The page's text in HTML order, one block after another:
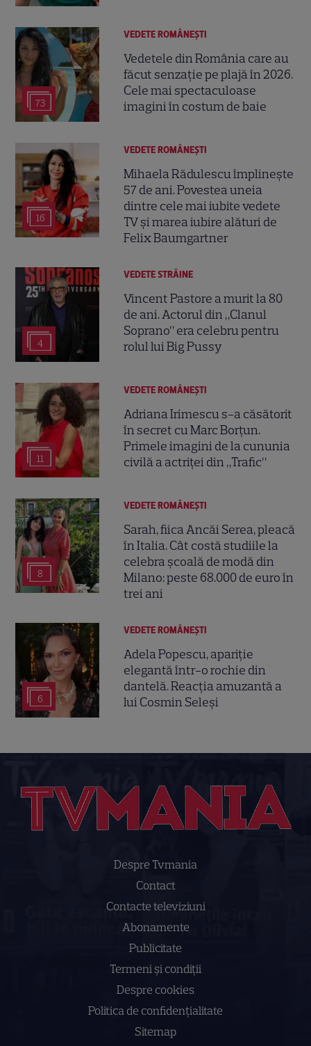
73
VEDETE ROMÂNEŞTI
Vedetele din România care au
făcut senzație pe plajă în 2026.
Cele mai spectaculoase
imagini în costum de baie
16
VEDETE ROMÂNEŞTI
Mihaela Rădulescu împlinește
57 de ani. Povestea uneia
dintre cele mai iubite vedete
TV și marea iubire alături de
Felix Baumgartner
4
VEDETE STRĂINE
Vincent Pastore a murit la 80
de ani. Actorul din „Clanul
Soprano” era celebru pentru
rolul lui Big Pussy
11
VEDETE ROMÂNEŞTI
Adriana Irimescu s-a căsătorit
în secret cu Marc Borțun.
Primele imagini de la cununia
civilă a actriței din „Trafic”
8
VEDETE ROMÂNEŞTI
Sarah, fiica Ancăi Serea, pleacă
în Italia. Cât costă studiile la
celebra școală de modă din
Milano: peste 68.000 de euro în
trei ani
6
VEDETE ROMÂNEŞTI
Adela Popescu, apariție
elegantă într-o rochie din
dantelă. Reacția amuzantă a
lui Cosmin Seleși
Despre Tvmania
Contact
Contacte televiziuni
Abonamente
Publicitate
Termeni și condiții
Despre cookies
Politica de confidenţialitate
Sitemap